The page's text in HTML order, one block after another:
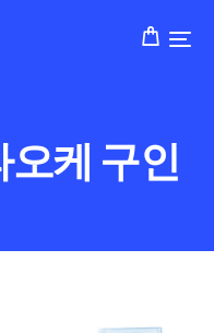
케 구인